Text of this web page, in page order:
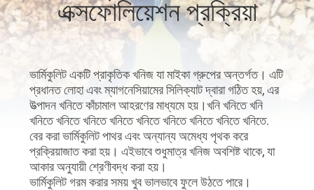
নিয়ন্ত্রণ
করুন
মামলা
এক্সফোলিয়েশন প্রক্রিয়া
ভার্মিকুলিট একটি প্রাকৃতিক খনিজ যা মাইকা গ্রুপের অন্তর্গত। এটি
প্রধানত লোহা এবং ম্যাগনেসিয়ামের সিলিক্যাট দ্বারা গঠিত হয়, এর
উত্পাদন খনিতে কাঁচামাল আহরণের মাধ্যমে হয়।খনি খনিতে খনি
খনিতে খনিতে খনিতে খনিতে খনিতে খনিতে খনিতে খনিতে খনিতে.
বের করা ভার্মিকুলিট পাথর এবং অন্যান্য অমেধ্য পৃথক করে
প্রক্রিয়াজাত করা হয়। এইভাবে শুধুমাত্র খনিজ অবশিষ্ট থাকে, যা
আকার অনুযায়ী শ্রেণীবদ্ধ করা হয়।
ভার্মিকুলিট গরম করার সময় খুব ভালভাবে ফুলে উঠতে পারে।